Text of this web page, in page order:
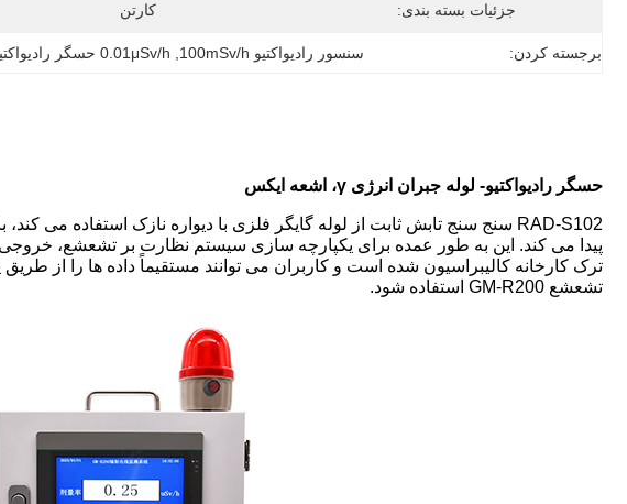
جزئیات بسته بندی: کارتن
برجسته کردن: سنسور رادیواکتیو 100mSv/h 0.01μSv/h حسگر رادیواکتیو
حسگر رادیواکتیو- لوله جبران انرژی γ، اشعه ایکس
پیدا می کند. این به طور عمده برای یکپارچه سازی سیستم نظارت بر تشعشع، خروجی
تشعشع GM-R200 استفاده شود.